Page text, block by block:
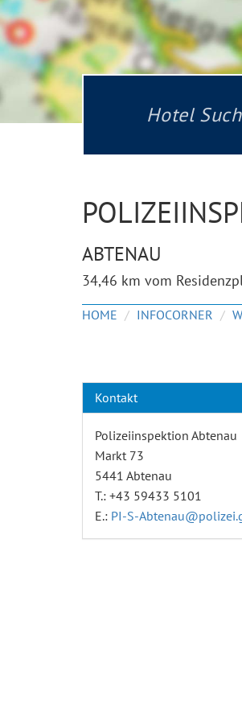
Hotel
ABTENAU
34,46 km vom
HOME INFOCORNER
Kontakt
Polizeiinspektion Abtenau
Markt 73
5441 Abtenau
T.: +43 59433 5101
E.: PI-S-